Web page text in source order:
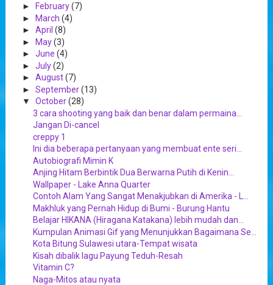
►
February(7)
► March (4)
► April (8)
► May(3)
► June (4)
► July(2)
► August(7)
► September(13)
▼ October(28)
3 cara shooting yang baik dan benar dalam permaina...
Jangan Di-cancel
creppy 1
Ini dia beberapa pertanyaan yang membuat ente seri...
Autobiografi Mimin K
Anjing Hitam Berbintik Dua Berwarna Putih di Kenin...
Wallpaper - Lake Anna Quarter
Contoh Alam Yang Sangat Menakjubkan di Amerika - L...
Makhluk yang Pernah Hidup di Bumi - Burung Hantu
Belajar HIKANA (Hiragana Katakana) lebih mudah dan...
Kumpulan Animasi Gif yang Menunjukkan Bagaimana Se...
Kota Bitung Sulawesi utara-Tempat wisata
Kisah dibalik lagu Payung Teduh-Resah
Vitamin C?
Naga-Mitos atau nyata